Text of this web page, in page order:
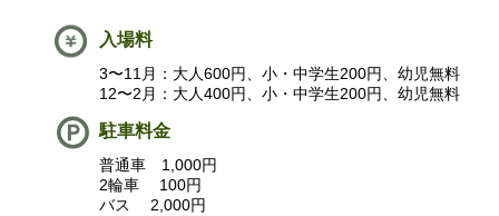
入場料
3〜11月：大人600円、小・中学生200円、幼児無料
12〜2月：大人400円、小・中学生200円、幼児無料
駐車料金
普通車 1,000円
2輪車 100円
バス 2,000円